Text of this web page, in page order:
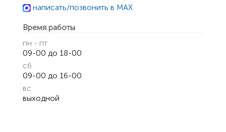
написать/позвонить в MAX
Время работы
пн - пт
09-00 до 18-00
сб
09-00 до 16-00
вс
выходной